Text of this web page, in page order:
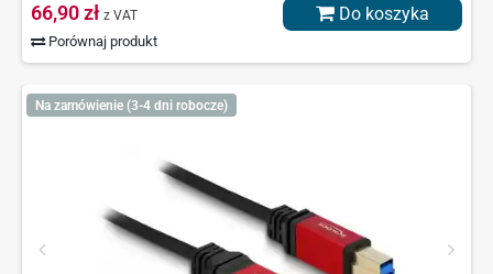
66,90 zł z VAT
Porównaj produkt
Do koszyka
Na zamówienie (3-4 dni robocze)